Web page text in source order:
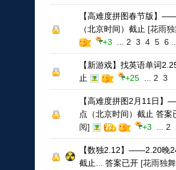
【高难度拼图春节版】
（北京时间）截止 [花雨
+3
2 3 4 5 6
【新游戏】找英语单词
止
+25 2 3
【高难度拼图2月11日
点（北京时间）截止 答案
阅]
+3 2
【数独2.12】——2.20晚
截止... 答案已开 [花雨独